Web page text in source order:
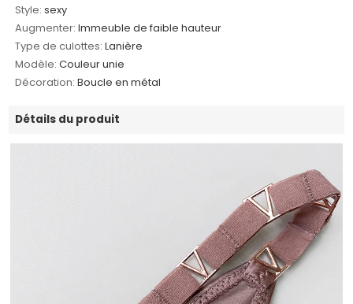
Style: sexy
Augmenter: Immeuble de faible hauteur
Type de culottes: Lanière
Modèle: Couleur unie
Décoration: Boucle en métal
Détails du produit